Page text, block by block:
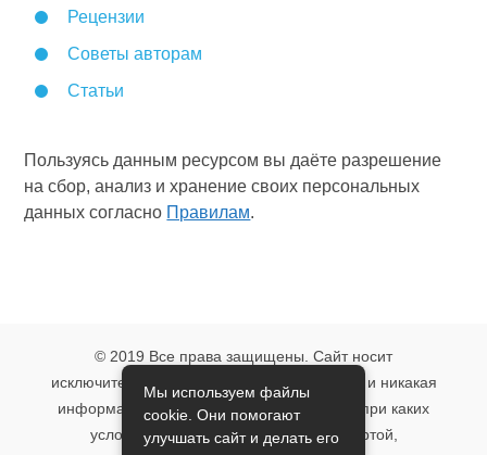
Рецензии
Советы авторам
Статьи
Пользуясь данным ресурсом вы даёте разрешение
на сбор, анализ и хранение своих персональных
данных согласно Правилам.
© 2019 Все права защищены. Сайт носит
исключительно информационный характер и никакая
информация, опубликованная на нём, ни при каких
условиях не является публичной офертой,
Мы используем файлы
cookie. Они помогают
улучшать сайт и делать его